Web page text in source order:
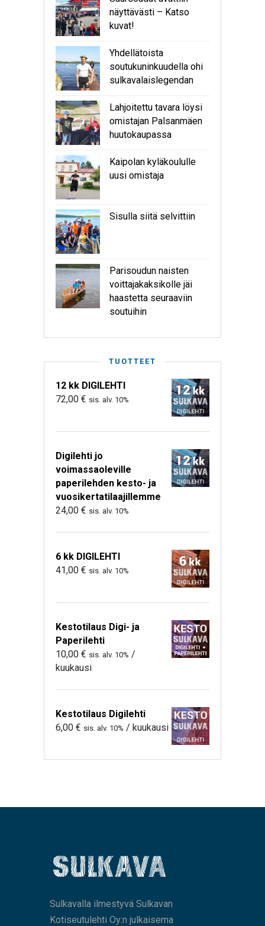
näyttävästi – Katso
kuvat!
Yhdellätoista
soutukuninkuudella ohi
sulkavalaislegendan
Lahjoitettu tavara löysi
omistajan Palsanmäen
huutokaupassa
Kaipolan kyläkoululle
uusi omistaja
Sisulla siitä selvittiin
Parisoudun naisten
voittajakaksikolle jäi
haastetta seuraaviin
soutuihin
TUOTTEET
12 kk DIGILEHTI
72,00 € sis. alv. 10%
Digilehti jo
voimassaoleville
paperilehden kesto- ja
vuosikertatilaajillemme
24,00 € sis. alv. 10%
6 kk DIGILEHTI
41,00 € sis. alv. 10%
Kestotilaus Digi- ja
Paperilehti
10,00 € sis. alv. 10% /
kuukausi
Kestotilaus Digilehti
6,00 € sis. alv. 10% / kuukausi
Sulkavalla ilmestyvä Sulkavan
Kotiseutulehti Oy:n julkaisema